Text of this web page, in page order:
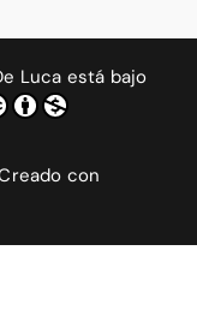
Luca está bajo
con